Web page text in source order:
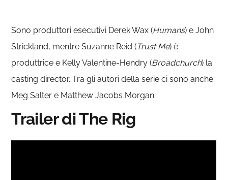
Sono produttori esecutivi Derek Wax (Humans) e John
Strickland, mentre Suzanne Reid (Trust Me) è
produttrice e Kelly Valentine-Hendry (Broadchurch) la
casting director. Tra gli autori della serie ci sono anche
Meg Salter e Matthew Jacobs Morgan.
Trailer di The Rig